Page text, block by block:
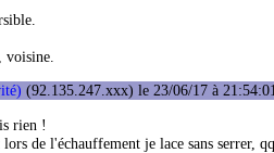
(92.135.247.xxx) le 23/06/17 à
rien !
de l'échauffement je lace sans